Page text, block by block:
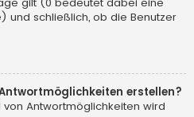
und schließlich, ob die Benutzer
erstellen?
Antwortmöglichkeiten wird